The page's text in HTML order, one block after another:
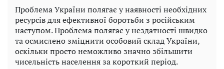
Проблема України полягає у наявності необхідних
ресурсів для ефективної боротьби з російським
наступом. Проблема полягає у нездатності швидко
та осмислено зміцнити особовий склад України,
оскільки просто неможливо значно збільшити
чисельність населення за короткий період.